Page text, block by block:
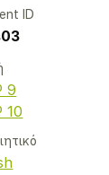
ID
9
10